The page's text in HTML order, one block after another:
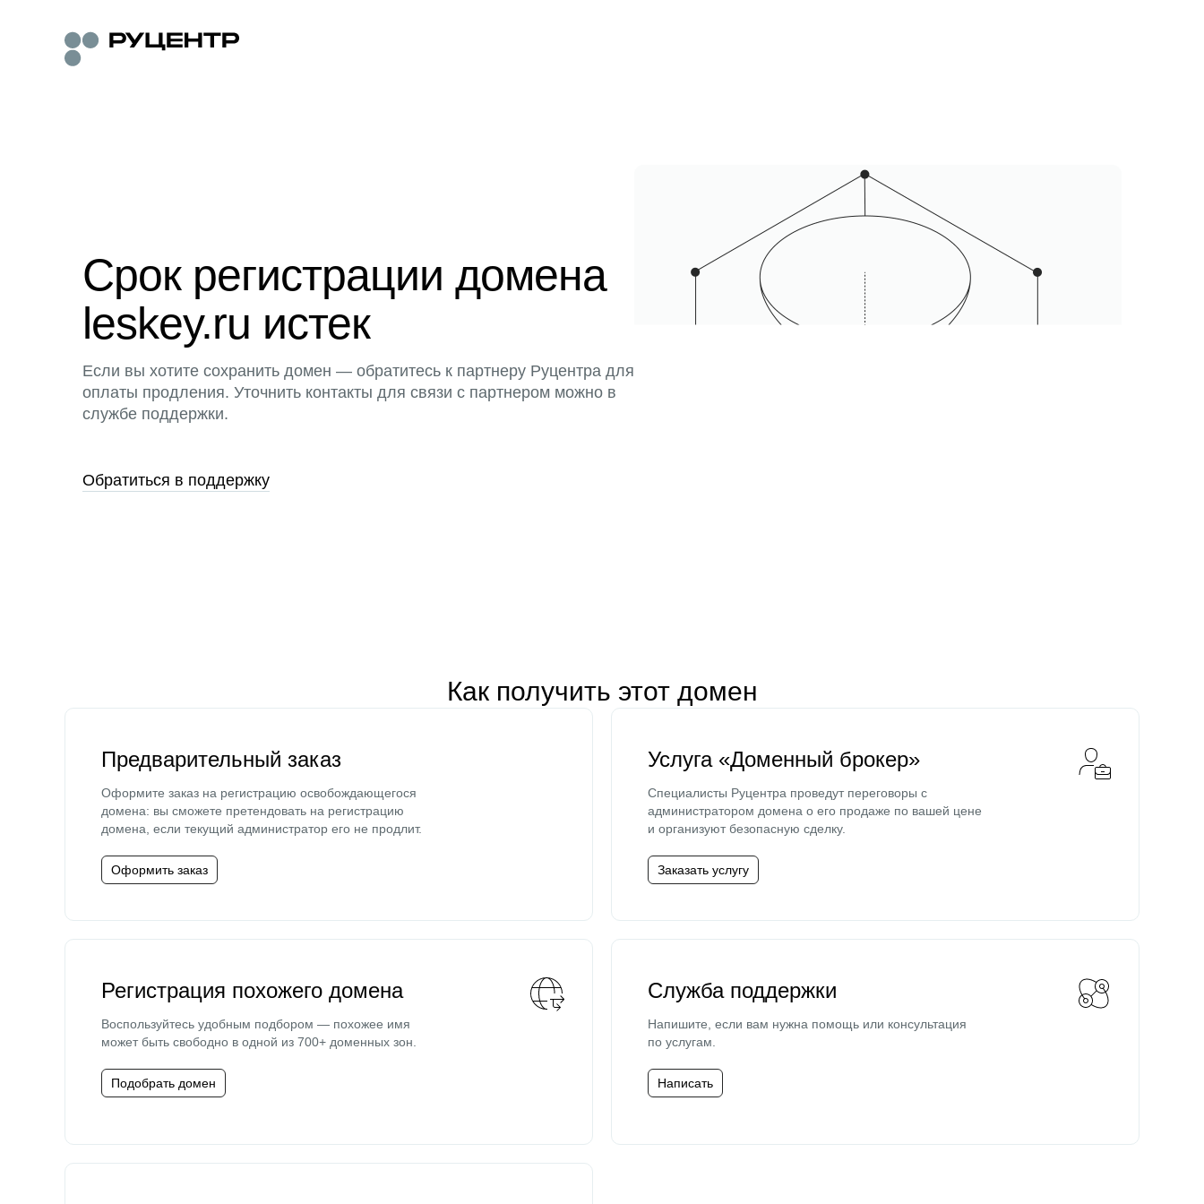
Срок регистрации домена
leskey.ru истек
Если вы хотите сохранить домен — обратитесь к партнеру Руцентра для
оплаты продления. Уточнить контакты для связи с партнером можно в
службе поддержки.
Обратиться в поддержку
Как получить этот домен
Предварительный заказ
Оформите заказ на регистрацию освобождающегося
домена: вы сможете претендовать на регистрацию
домена, если текущий администратор его не продлит.
Оформить заказ
Услуга «Доменный брокер»
Специалисты Руцентра проведут переговоры с
администратором домена о его продаже по вашей цене
и организуют безопасную сделку.
Заказать услугу
Регистрация похожего домена
Воспользуйтесь удобным подбором — похожее имя
может быть свободно в одной из 700+ доменных зон.
Подобрать домен
Служба поддержки
Напишите, если вам нужна помощь или консультация
по услугам.
Написать